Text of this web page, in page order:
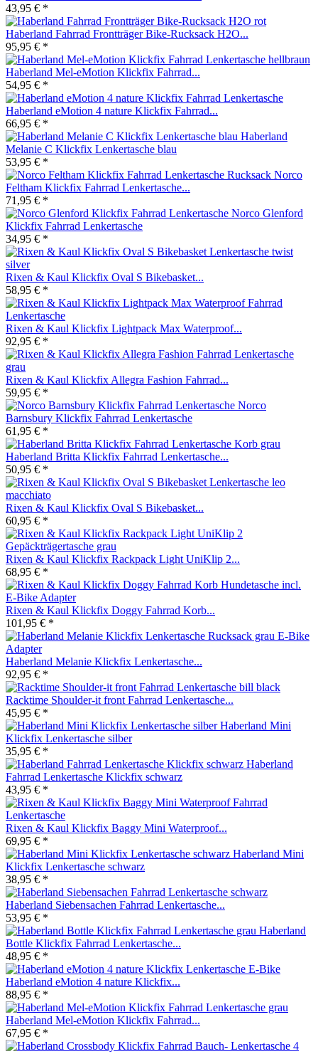
43,95 € *
Haberland Fahrrad Frontträger Bike-Rucksack H2O...
95,95 € *
Haberland Mel-eMotion Klickfix Fahrrad...
54,95 € *
Haberland eMotion 4 nature Klickfix Fahrrad...
66,95 € *
Haberland
Melanie C Klickfix Lenkertasche blau
53,95 € *
Norco
Feltham Klickfix Fahrrad Lenkertasche...
71,95 € *
Norco Glenford
Klickfix Fahrrad Lenkertasche
34,95 € *
Rixen & Kaul Klickfix Oval S Bikebasket...
58,95 € *
Rixen & Kaul Klickfix Lightpack Max Waterproof...
92,95 € *
Rixen & Kaul Klickfix Allegra Fashion Fahrrad...
59,95 € *
Norco
Barnsbury Klickfix Fahrrad Lenkertasche
61,95 € *
Haberland Britta Klickfix Fahrrad Lenkertasche...
50,95 € *
Rixen & Kaul Klickfix Oval S Bikebasket...
60,95 € *
Rixen & Kaul Klickfix Rackpack Light UniKlip 2...
68,95 € *
Rixen & Kaul Klickfix Doggy Fahrrad Korb...
101,95 € *
Haberland Melanie Klickfix Lenkertasche...
92,95 € *
Racktime Shoulder-it front Fahrrad Lenkertasche...
45,95 € *
Haberland Mini
Klickfix Lenkertasche silber
35,95 € *
Haberland
Fahrrad Lenkertasche Klickfix schwarz
43,95 € *
Rixen & Kaul Klickfix Baggy Mini Waterproof...
69,95 € *
Haberland Mini
Klickfix Lenkertasche schwarz
38,95 € *
Haberland Siebensachen Fahrrad Lenkertasche...
53,95 € *
Haberland
Bottle Klickfix Fahrrad Lenkertasche...
48,95 € *
Haberland eMotion 4 nature Klickfix...
88,95 € *
Haberland Mel-eMotion Klickfix Fahrrad...
67,95 € *